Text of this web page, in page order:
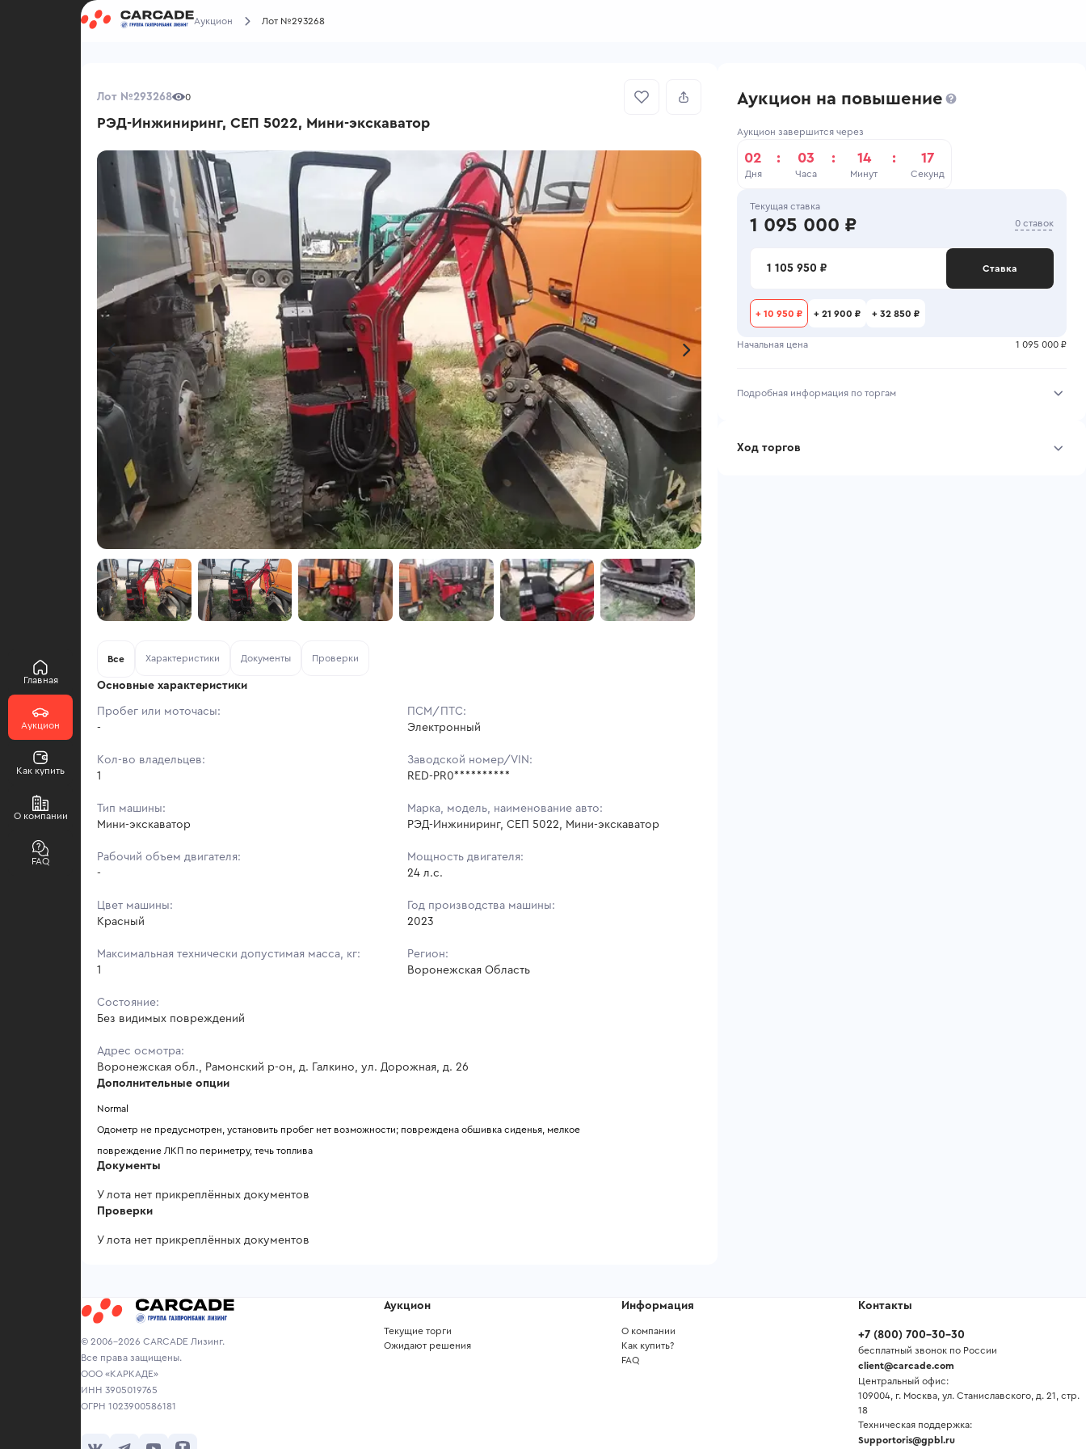
Главная
Аукцион
Как купить
О компании
FAQ
Аукцион Лот №293268
Лот №293268 0
РЭД-Инжиниринг, СЕП 5022, Мини-экскаватор
Все Характеристики Документы Проверки
Основные характеристики
Пробег или моточасы:
-
ПСМ/ПТС:
Электронный
Кол-во владельцев:
1
Заводской номер/VIN:
RED-PR0**********
Тип машины:
Мини-экскаватор
Марка, модель, наименование авто:
РЭД-Инжиниринг, СЕП 5022, Мини-экскаватор
Рабочий объем двигателя:
-
Мощность двигателя:
24 л.с.
Цвет машины:
Красный
Год производства машины:
2023
Максимальная технически допустимая масса, кг:
1
Регион:
Воронежская Область
Состояние:
Без видимых повреждений
Адрес осмотра:
Воронежская обл., Рамонский р-он, д. Галкино, ул. Дорожная, д. 26
Дополнительные опции
Normal
Одометр не предусмотрен, установить пробег нет возможности; повреждена обшивка сиденья, мелкое
повреждение ЛКП по периметру, течь топлива
Документы
У лота нет прикреплённых документов
Проверки
У лота нет прикреплённых документов
Аукцион на повышение
Аукцион завершится через
02
Дня
: 03
Часа
: 14
Минут
: 17
Секунд
Текущая ставка
1 095 000 ₽ 0 ставок
1 105 950 ₽ Ставка
+ 10 950 ₽ + 21 900 ₽ + 32 850 ₽
Начальная цена 1 095 000 ₽
Подробная информация по торгам
Ход торгов
© 2006-2026 CARCADE Лизинг.
Все права защищены.
ООО «КАРКАДЕ»
ИНН 3905019765
ОГРН 1023900586181
Аукцион
Текущие торги
Ожидают решения
Информация
О компании
Как купить?
FAQ
Контакты
+7 (800) 700-30-30
бесплатный звонок по России
client@carcade.com
Центральный офис:
109004, г. Москва, ул. Станиславского, д. 21, стр.
18
Техническая поддержка:
Supportoris@gpbl.ru